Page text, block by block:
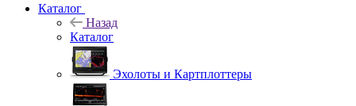
Каталог
Назад
Каталог
Эхолоты и Картплоттеры